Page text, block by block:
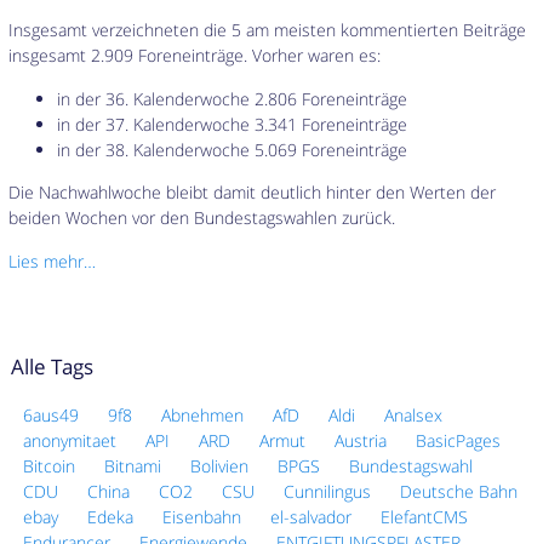
Insgesamt verzeichneten die 5 am meisten kommentierten Beiträge
insgesamt 2.909 Foreneinträge. Vorher waren es:
in der 36. Kalenderwoche 2.806 Foreneinträge
in der 37. Kalenderwoche 3.341 Foreneinträge
in der 38. Kalenderwoche 5.069 Foreneinträge
Die Nachwahlwoche bleibt damit deutlich hinter den Werten der
beiden Wochen vor den Bundestagswahlen zurück.
Lies mehr…
Alle Tags
6aus49 9f8 Abnehmen AfD Aldi
Analsex
anonymitaet
API ARD Armut Austria
BasicPages
Bitcoin
Bitnami Bolivien BPGS
Bundestagswahl
CDU
China CO2 CSU Cunnilingus
Deutsche Bahn
ebay
Edeka Eisenbahn el-salvador
ElefantCMS